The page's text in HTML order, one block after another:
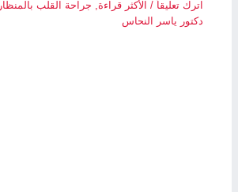
اترك تعليقاً / الأكثر قراءة, جراحة القلب بالمنظار
دكتور ياسر النحاس